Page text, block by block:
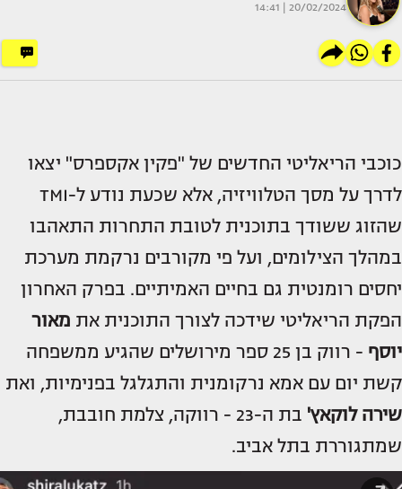
20/02/2024 | 14:41
כוכבי הריאליטי החדשים של "פקין אקספרס" יצאו
לדרך על מסך הטלוויזיה, אלא שכעת נודע ל-TMI
שהזוג ששודך בתוכנית לטובת התחרות התאהבו
במהלך הצילומים, ועל פי מקורבים נרקמת מערכת
יחסים רומנטית גם בחיים האמיתיים. בפרק האחרון
הפקת הריאליטי שידכה לצורך התוכנית את מאור
יוסף
- רווק בן 25 ספר מירושלים שהגיע ממשפחה
קשת יום עם אמא נרקומנית והתגלגל בפנימיות, ואת
שירה לוקאץ'
בת ה-23 - רווקה, צלמת חובבת,
שמתגוררת בתל אביב.